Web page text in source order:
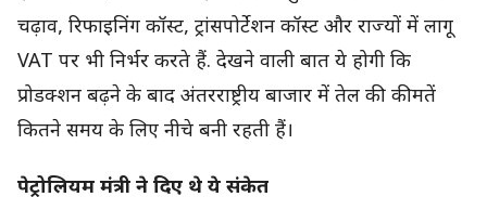
चढ़ाव, रिफाइनिंग कॉस्ट, ट्रांसपोर्टेशन कॉस्ट और राज्यों में लागू
VAT पर भी निर्भर करते हैं. देखने वाली बात ये होगी कि
प्रोडक्शन बढ़ने के बाद अंतरराष्ट्रीय बाजार में तेल की कीमतें
कितने समय के लिए नीचे बनी रहती हैं।
पेट्रोलियम मंत्री ने दिए थे ये संकेत